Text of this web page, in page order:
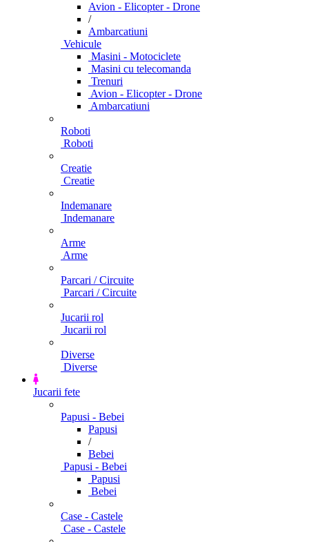
Avion - Elicopter - Drone
/
Ambarcatiuni
Vehicule
Masini - Motociclete
Masini cu telecomanda
Trenuri
Avion - Elicopter - Drone
Ambarcatiuni
Roboti
Roboti
Creatie
Creatie
Indemanare
Indemanare
Arme
Arme
Parcari / Circuite
Parcari / Circuite
Jucarii rol
Jucarii rol
Diverse
Diverse
Jucarii fete
Papusi - Bebei
Papusi
/
Bebei
Papusi - Bebei
Papusi
Bebei
Case - Castele
Case - Castele